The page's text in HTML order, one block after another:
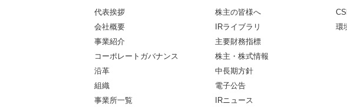
代表挨拶
会社概要
事業紹介
コーポレートガバナンス
沿革
組織
事業所一覧
株主の皆様へ
IRライブラリ
主要財務指標
株主・株式情報
中長期方針
電子公告
IRニュース
環